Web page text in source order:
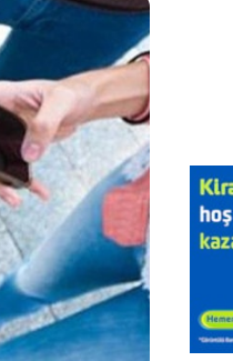
sıkıntılar,
İstanbul İl
ardından
platformlara
suç mu?”